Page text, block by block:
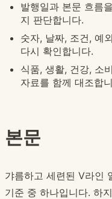
발행일과 본문 흐름
지 판단합니다.
숫자, 날짜, 조건, 예
다시 확인합니다.
식품, 생활, 건강, 소
자료를 함께 대조합
본문
갸름하고 세련된 V라인
기준 중 하나입니다. 하